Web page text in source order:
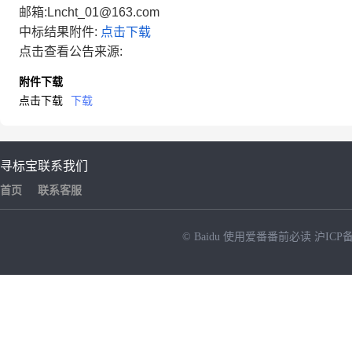
邮箱:Lncht_01@163.com
中标结果附件: 点击下载
点击查看公告来源:
附件下载
点击下载
下载
寻标宝
首页
联系我们
联系客服
© Baidu 使用爱番番前必读 沪ICP